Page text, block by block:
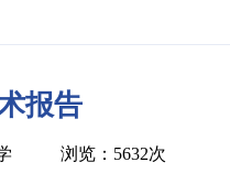
报告
浏览：5632次